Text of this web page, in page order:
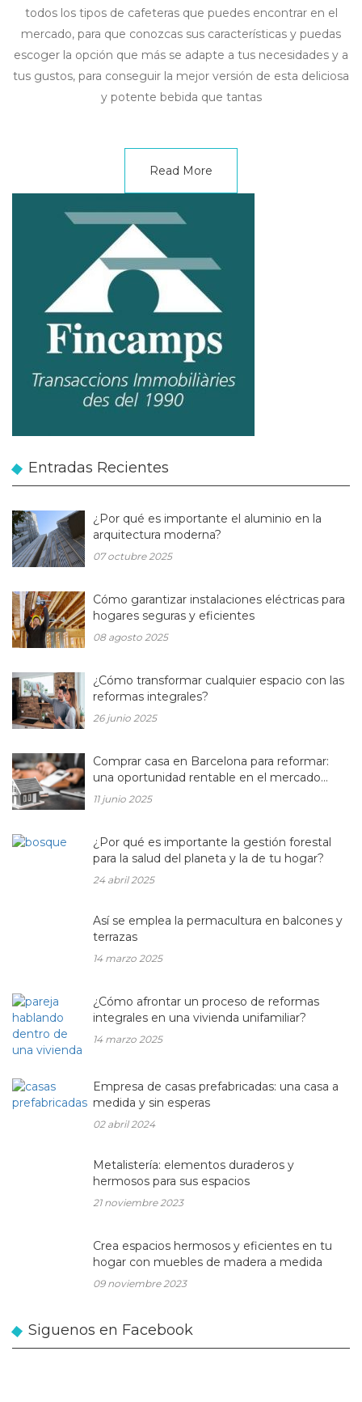
todos los tipos de cafeteras que puedes encontrar en el
mercado, para que conozcas sus características y puedas
escoger la opción que más se adapte a tus necesidades y a
tus gustos, para conseguir la mejor versión de esta deliciosa
y potente bebida que tantas
Read More
Entradas Recientes
¿Por qué es importante el aluminio en la
arquitectura moderna?
07 octubre 2025
Cómo garantizar instalaciones eléctricas para
hogares seguras y eficientes
08 agosto 2025
¿Cómo transformar cualquier espacio con las
reformas integrales?
26 junio 2025
Comprar casa en Barcelona para reformar:
una oportunidad rentable en el mercado
inmobiliario actual
11 junio 2025
¿Por qué es importante la gestión forestal
para la salud del planeta y la de tu hogar?
24 abril 2025
Así se emplea la permacultura en balcones y
terrazas
14 marzo 2025
¿Cómo afrontar un proceso de reformas
integrales en una vivienda unifamiliar?
14 marzo 2025
Empresa de casas prefabricadas: una casa a
medida y sin esperas
02 abril 2024
Metalistería: elementos duraderos y
hermosos para sus espacios
21 noviembre 2023
Crea espacios hermosos y eficientes en tu
hogar con muebles de madera a medida
09 noviembre 2023
Siguenos en Facebook